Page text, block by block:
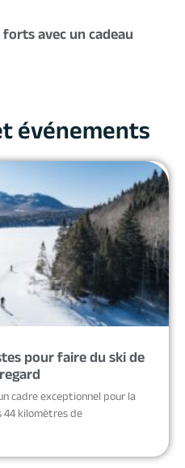
avec un cadeau
événements
pour faire du ski de
cadre exceptionnel pour la
44 kilomètres de